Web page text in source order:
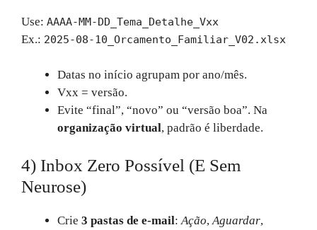
Use: AAAA-MM-DD_Tema_Detalhe_Vxx
Ex.: 2025-08-10_Orcamento_Familiar_V02.xlsx
Datas no início agrupam por ano/mês.
Vxx = versão.
Evite “final”, “novo” ou “versão boa”. Na
organização virtual, padrão é liberdade.
4) Inbox Zero Possível (e Sem
Neurose)
Crie 3 pastas de e-mail:Ação,Aguardar,